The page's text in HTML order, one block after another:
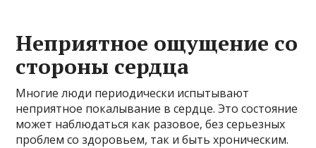
Неприятное ощущение со
стороны сердца
Многие люди периодически испытывают
неприятное покалывание в сердце. Это состояние
может наблюдаться как разовое, без серьезных
проблем со здоровьем, так и быть хроническим.